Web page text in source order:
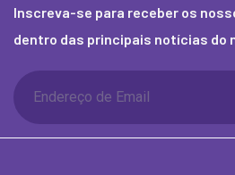
Inscreva-se para receber os
dentro das principais notícias do